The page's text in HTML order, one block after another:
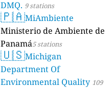
DMQ. 9 stations
🇵🇦MiAmbiente
Ministerio de Ambiente de
Panamá5 stations
🇺🇸Michigan
Department Of
Environmental Quality 109